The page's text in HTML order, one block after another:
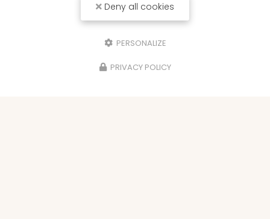
Deny all cookies
PERSONALIZE
PRIVACY POLICY